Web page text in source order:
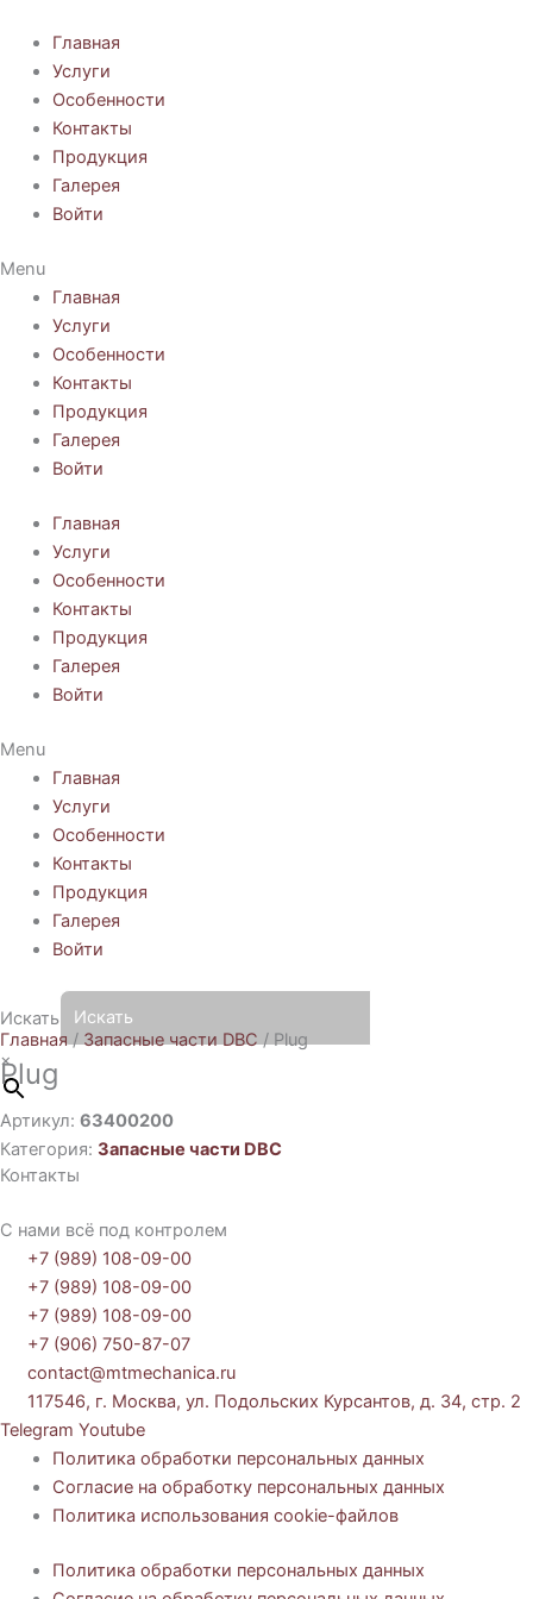
содержимому
Главная
Услуги
Особенности
Контакты
Продукция
Галерея
Войти
Menu
Главная
Услуги
Особенности
Контакты
Продукция
Галерея
Войти
Главная
Услуги
Особенности
Контакты
Продукция
Галерея
Войти
Menu
Главная
Услуги
Особенности
Контакты
Продукция
Галерея
Войти
Искать
×
Главная / Запасные части DBC / Plug
Plug
Артикул: 63400200
Категория: Запасные части DBC
Контакты
С нами всё под контролем
+7 (989) 108-09-00
+7 (989) 108-09-00
+7 (989) 108-09-00
+7 (906) 750-87-07
contact@mtmechanica.ru
117546, г. Москва, ул. Подольских Курсантов, д. 34, стр. 2
Telegram Youtube
Политика обработки персональных данных
Согласие на обработку персональных данных
Политика использования cookie-файлов
Политика обработки персональных данных